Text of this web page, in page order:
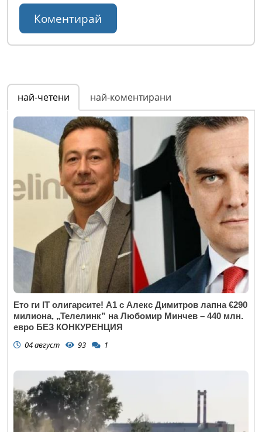
най-четени най-коментирани
Ето ги IT олигарсите! А1 с Алекс Димитров лапна €290
милиона, „Телелинк” на Любомир Минчев – 440 млн.
евро БЕЗ КОНКУРЕНЦИЯ
04 август 93 1